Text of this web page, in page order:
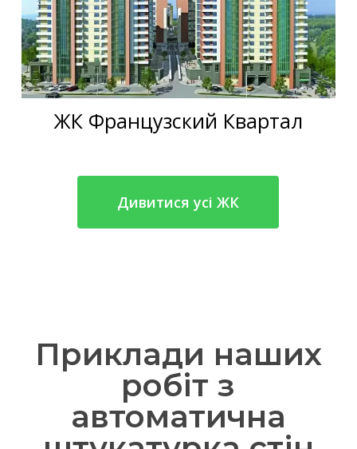
ЖК Французский Квартал
Дивитися усі ЖК
Приклади наших
робіт з
автоматична